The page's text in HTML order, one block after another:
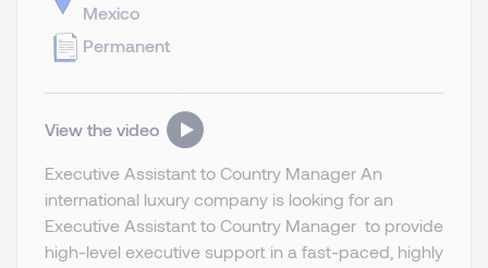
Mexico
Permanent
View the video
Executive Assistant to Country Manager An
international luxury company is looking for an
Executive Assistant to Country Manager to provide
high-level executive support in a fast-paced, highly